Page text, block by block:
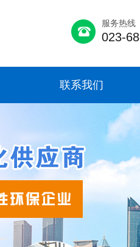
服务热线
023-
联系我们